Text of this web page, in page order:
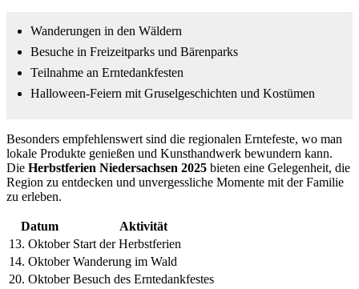
Wanderungen in den Wäldern
Besuche in Freizeitparks und Bärenparks
Teilnahme an Erntedankfesten
Halloween-Feiern mit Gruselgeschichten und Kostümen
Besonders empfehlenswert sind die regionalen Erntefeste, wo man
lokale Produkte genießen und Kunsthandwerk bewundern kann.
Die Herbstferien Niedersachsen 2025 bieten eine Gelegenheit, die
Region zu entdecken und unvergessliche Momente mit der Familie
zu erleben.
Datum
Aktivität
13. Oktober Start der Herbstferien
14. Oktober Wanderung im Wald
20. Oktober Besuch des Erntedankfestes